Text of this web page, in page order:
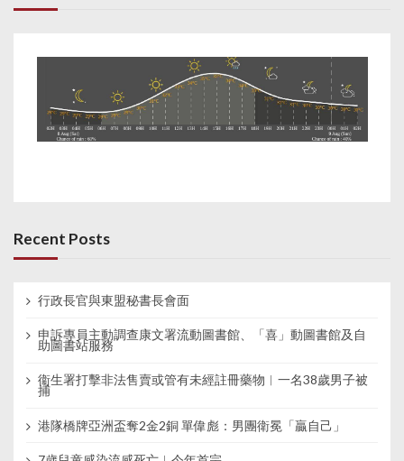
Recent Posts
行政長官與東盟秘書長會面
申訴專員主動調查康文署流動圖書館、「喜」動圖書館及自
助圖書站服務
衞生署打擊非法售賣或管有未經註冊藥物︱一名38歲男子被
捕
港隊橋牌亞洲盃奪2金2銅 單偉彪：男團衛冕「贏自己」